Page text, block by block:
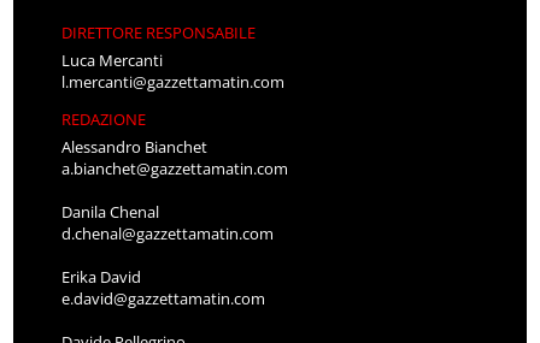
DIRETTORE RESPONSABILE
Luca Mercanti
l.mercanti@gazzettamatin.com
REDAZIONE
Alessandro Bianchet
a.bianchet@gazzettamatin.com
Danila Chenal
d.chenal@gazzettamatin.com
Erika David
e.david@gazzettamatin.com